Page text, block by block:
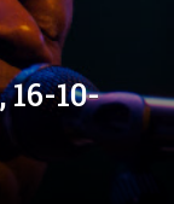
10-